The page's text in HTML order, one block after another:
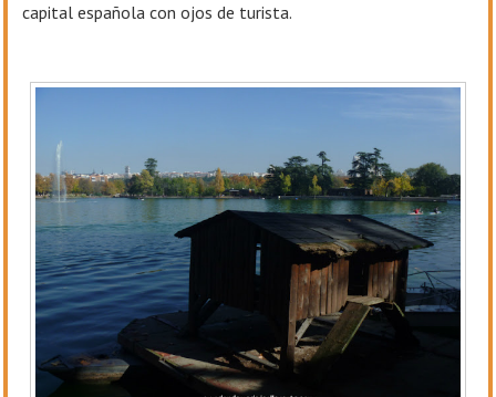
capital española con ojos de turista.